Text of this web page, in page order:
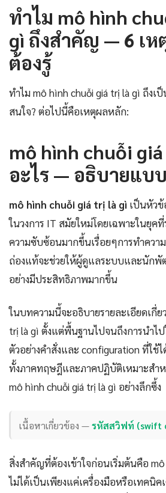
ทำไม mô hình
gì ถึงสำคัญ — 6 เ
ต้องรู้
ทำไม mô hình chuỗi giá trị là gì ถึงเ
สนใจ? ต่อไปนี้คือเหตุผลหลัก:
mô hình chuỗi
อะไร — อธิบายแบ
mô hình chuỗi giá trị là gì เป็นหัว
ในวงการ IT สมัยใหม่โดยเฉพาะในยุค
ความซับซ้อนมากขึ้นเรื่อยๆการทำความ
ถ่องแท้จะช่วยให้ผู้ดูแลระบบและนักพั
อย่างมีประสิทธิภาพมากขึ้น
ในบทความนี้จะอธิบายรายละเอียดเกี่ย
trị là gì ตั้งแต่พื้นฐานไปจนถึงการนำไ
ตัวอย่างคำสั่งและ configuration ที่ใ
ทั้งภาคทฤษฎีและภาคปฏิบัติเหมาะสำห
mô hình chuỗi giá trị là gì อย่างลึกซึ้ง
เนื้อหาเกี่ยวข้อง —รหัสสวิฟท์ (swift
สิ่งสำคัญที่ต้องเข้าใจก่อนเริ่มต้นคือ
ไม่ได้เป็นเพียงแค่เครื่องมือหรือเทคนิ